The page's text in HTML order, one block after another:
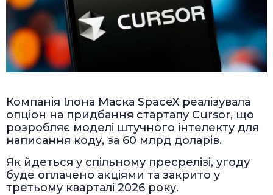
Компанія Ілона Маска SpaceX реалізувала
опціон на придбання стартапу Cursor, що
розробляє моделі штучного інтелекту для
написання коду, за 60 млрд доларів.
Як йдеться у спільному пресрелізі, угоду
буде оплачено акціями та закрито у
третьому кварталі 2026 року.